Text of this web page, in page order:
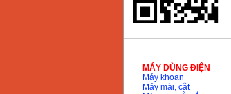
MÁY DÙNG ĐIỆN
Máy khoan
Máy mài, cắt